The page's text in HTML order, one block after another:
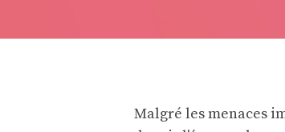
Malgré les menaces